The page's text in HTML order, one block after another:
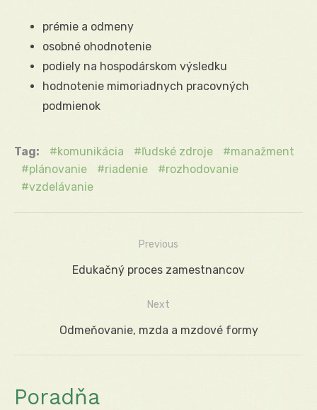
prémie a odmeny
osobné ohodnotenie
podiely na hospodárskom výsledku
hodnotenie mimoriadnych pracovných
podmienok
Tag: komunikácia ľudské zdroje
manažment
plánovanie
riadenie
rozhodovanie
vzdelávanie
Navigácia
Previous
Previous
Edukačný proces zamestnancov
Next
Next
Odmeňovanie, mzda a mzdové formy
Poradňa